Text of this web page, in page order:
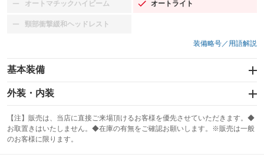
オートマチックハイビーム
：装備なし オートライト
：装備あり
頸部衝撃緩和ヘッドレスト
：装備なし
装備略号／用語解説
基本装備
エアバッグ：運転席/助手席/サイド
：装備あり
：装備あり
サンルーフ
：装備なし ABS
外装・内装
カーナビ：SDナビ
：装備あり
TV：ワンセグ
：装備あり
【注】販売は、当店に直接ご来場頂けるお客様を優先させていただきます。◆
お取置きはいたしません。◆在庫の有無をご確認お願いします。※販売は一般
のお客様に限ります。